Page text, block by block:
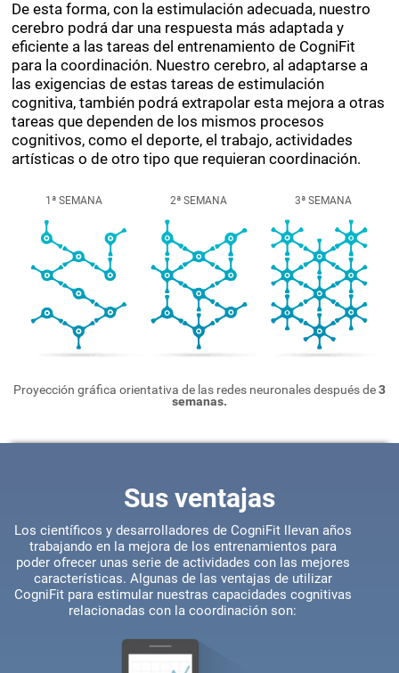
De esta forma, con la estimulación adecuada, nuestro
cerebro podrá dar una respuesta más adaptada y
eficiente a las tareas del entrenamiento de CogniFit
para la coordinación. Nuestro cerebro, al adaptarse a
las exigencias de estas tareas de estimulación
cognitiva, también podrá extrapolar esta mejora a otras
tareas que dependen de los mismos procesos
cognitivos, como el deporte, el trabajo, actividades
artísticas o de otro tipo que requieran coordinación.
1ª SEMANA 2ª SEMANA 3ª SEMANA
Proyección gráfica orientativa de las redes neuronales después de3
semanas.
Sus ventajas
Los científicos y desarrolladores de CogniFit llevan años
trabajando en la mejora de los entrenamientos para
poder ofrecer unas serie de actividades con las mejores
características. Algunas de las ventajas de utilizar
CogniFit para estimular nuestras capacidades cognitivas
relacionadas con la coordinación son: